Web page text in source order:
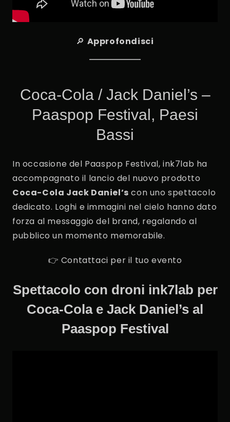
🔎 Approfondisci
Coca-Cola / Jack Daniel’s –
Paaspop Festival, Paesi
Bassi
In occasione del Paaspop Festival, ink7lab ha
accompagnato il lancio del nuovo prodotto
Coca-Cola Jack Daniel’s con uno spettacolo
dedicato. Loghi e immagini nel cielo hanno dato
forza al messaggio del brand, regalando al
pubblico un momento memorabile.
👉 Contattaci per il tuo evento
Spettacolo con droni ink7lab per
Coca-Cola e Jack Daniel’s al
Paaspop Festival